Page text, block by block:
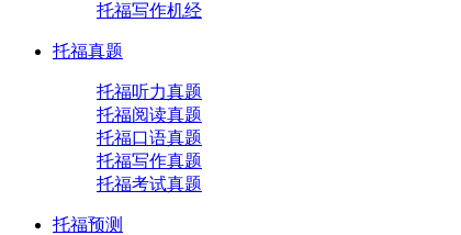
托福写作机经
托福真题
托福听力真题
托福阅读真题
托福口语真题
托福写作真题
托福考试真题
托福预测